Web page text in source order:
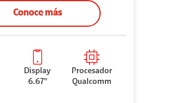
Conoce más
Display
6.67"
Procesador
Qualcomm